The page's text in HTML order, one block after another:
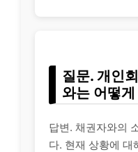
질문. 개인
와는 어떻
답변. 채권자와의
다. 현재 상황에 대